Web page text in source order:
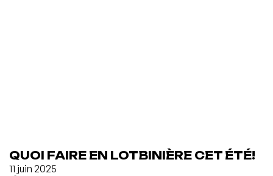
QUOI FAIRE EN LOTBINIÈRE CET ÉTÉ!
11 juin 2025